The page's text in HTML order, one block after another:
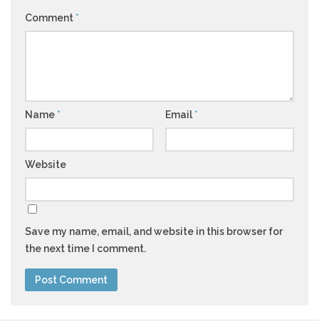
Comment *
Name * Email *
Website
Save my name, email, and website in this browser for
the next time I comment.